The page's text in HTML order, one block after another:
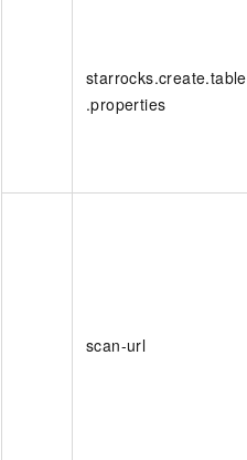
starrocks.create.table
.properties
scan-url